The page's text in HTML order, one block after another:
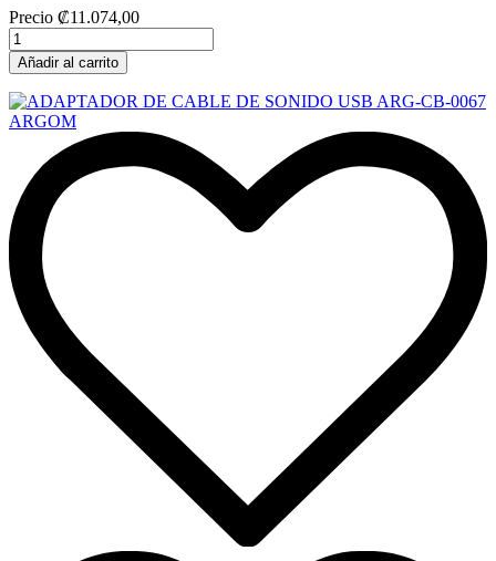
Precio ₡11.074,00
Añadir al carrito